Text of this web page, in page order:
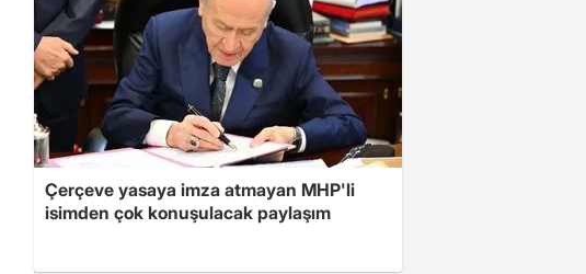
Çerçeve yasaya imza atmayan MHP'li
isimden çok konuşulacak paylaşım